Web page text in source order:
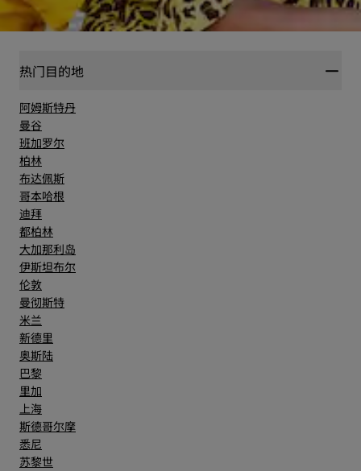
热门目的地
阿姆斯特丹
曼谷
班加罗尔
柏林
布达佩斯
哥本哈根
迪拜
都柏林
大加那利岛
伊斯坦布尔
伦敦
曼彻斯特
米兰
新德里
奥斯陆
巴黎
里加
上海
斯德哥尔摩
悉尼
苏黎世